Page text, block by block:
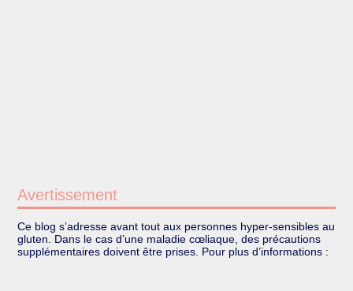
Avertissement
Ce blog s’adresse avant tout aux personnes hyper-sensibles au
gluten. Dans le cas d’une maladie cœliaque, des précautions
supplémentaires doivent être prises. Pour plus d’informations :